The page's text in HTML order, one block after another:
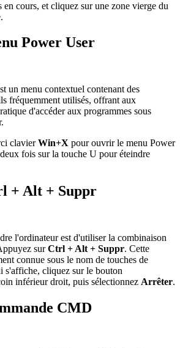
en cours, et cliquez sur une zone vierge du
Power User
un menu contextuel contenant des
fréquemment utilisés, offrant aux
d'accéder aux programmes sous
clavierWin+X pour ouvrir le menu Power
fois sur la touche U pour éteindre
+ Alt + Suppr
l'ordinateur est d'utiliser la combinaison
surCtrl + Alt + Suppr. Cette
connue sous le nom de touches de
s'affiche, cliquez sur le bouton
inférieur droit, puis sélectionnez Arrêter.
CMD